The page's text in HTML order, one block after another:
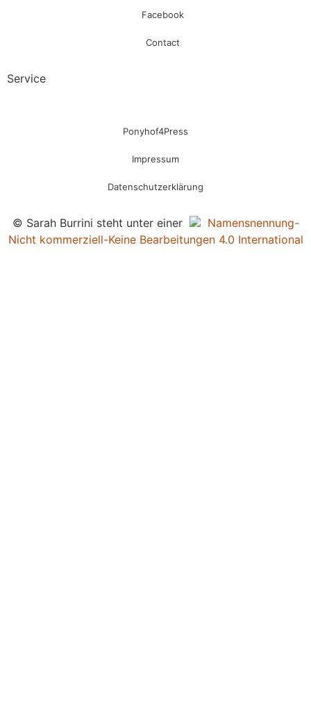
Facebook
Contact
Service
Ponyhof4Press
Impressum
Datenschutzerklärung
© Sarah Burrini steht unter einer
Namensnennung-
Nicht kommerziell-Keine Bearbeitungen 4.0 International